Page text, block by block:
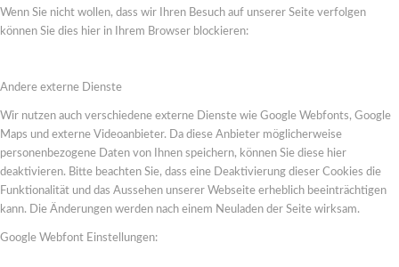
Wenn Sie nicht wollen, dass wir Ihren Besuch auf unserer Seite verfolgen
können Sie dies hier in Ihrem Browser blockieren:
Andere externe Dienste
Wir nutzen auch verschiedene externe Dienste wie Google Webfonts, Google
Maps und externe Videoanbieter. Da diese Anbieter möglicherweise
personenbezogene Daten von Ihnen speichern, können Sie diese hier
deaktivieren. Bitte beachten Sie, dass eine Deaktivierung dieser Cookies die
Funktionalität und das Aussehen unserer Webseite erheblich beeinträchtigen
kann. Die Änderungen werden nach einem Neuladen der Seite wirksam.
Google Webfont Einstellungen: